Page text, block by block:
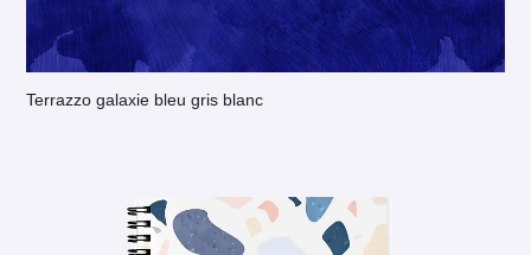
Terrazzo galaxie bleu gris blanc